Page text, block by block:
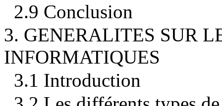
2.9 Conclusion
3. GENERALITES SUR
INFORMATIQUES
3.1 Introduction